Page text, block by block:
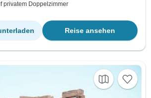
privatem Doppelzimmer
Reise ansehen